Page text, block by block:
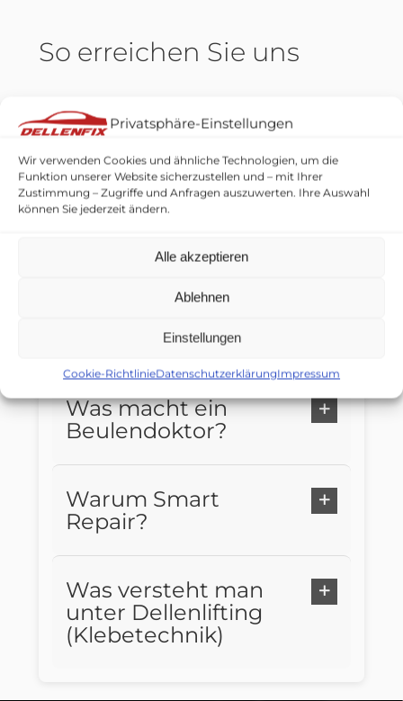
Privatsphäre-Einstellungen
Wir verwenden Cookies und ähnliche Technologien, um die
Funktion unserer Website sicherzustellen und – mit Ihrer
Zustimmung – Zugriffe und Anfragen auszuwerten. Ihre Auswahl
können Sie jederzeit ändern.
Alle akzeptieren
Ablehnen
Einstellungen
Cookie-RichtlinieDatenschutzerklärungImpressum
So erreichen Sie uns
DELLENFIX Hagelschaden & Parkdellen-
Reparatur
Berghäuser Str. 82a, 67354 Römerberg
Öffnungszeiten
Was macht ein
Beulendoktor?
Warum Smart
Repair?
Was versteht man
unter Dellenlifting
(Klebetechnik)